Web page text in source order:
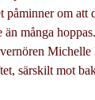
påminner om att
många
särskilt mot